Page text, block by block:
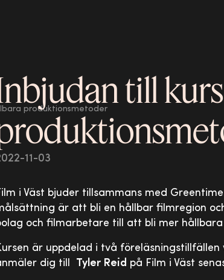
produktionsmetoder
till
11-03
i Väst bjuder tillsammans med
är att bli en hållbar filmregion
och filmarbetare till att bli mer
är uppdelad i två
dig till Tyler Reid på Film i Väst